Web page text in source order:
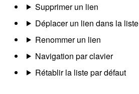
Supprimer un lien
Déplacer un lien dans la liste
Renommer un lien
Navigation par clavier
Rétablir la liste par défaut